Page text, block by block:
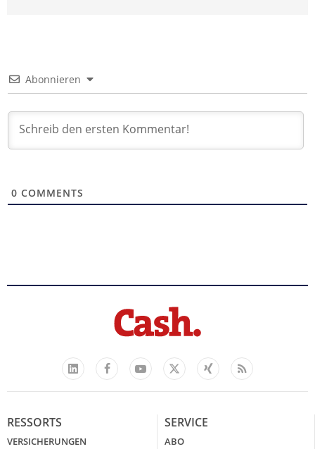
Abonnieren
0 COMMENTS
LinkedIn
FacebookYouTube
X
Xing Feed
RESSORTS
VERSICHERUNGEN
SERVICE
ABO